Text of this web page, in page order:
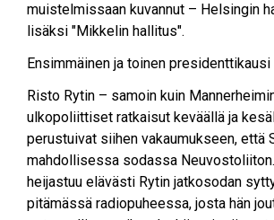
muistelmissaan kuvannut – Helsingin
lisäksi "Mikkelin hallitus".
Ensimmäinen ja toinen presidenttikausi
Risto Rytin – samoin kuin
ulkopoliittiset ratkaisut keväällä ja
perustuivat siihen vakaumukseen, että
mahdollisessa sodassa Neuvostoliiton.
heijastuu elävästi Rytin jatkosodan
pitämässä radiopuheessa, josta hän